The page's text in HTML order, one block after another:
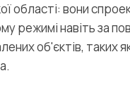
області: вони
режимі навіть за
об'єктів, таких